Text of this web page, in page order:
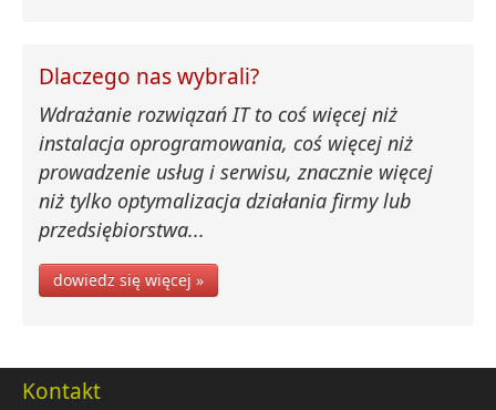
Dlaczego nas wybrali?
Wdrażanie rozwiązań IT to coś więcej niż
instalacja oprogramowania, coś więcej niż
prowadzenie usług i serwisu, znacznie więcej
niż tylko optymalizacja działania firmy lub
przedsiębiorstwa...
dowiedz się więcej »
Kontakt